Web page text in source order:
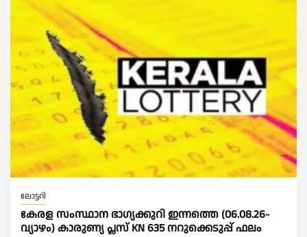
ലോട്ടറി
കേരള സംസ്ഥാന ഭാഗ്യക്കുറി ഇന്നത്തെ (06.08.26-
വ്യാഴം) കാരുണ്യ പ്ലസ് KN 635 നറുക്കെടുപ്പ് ഫലം